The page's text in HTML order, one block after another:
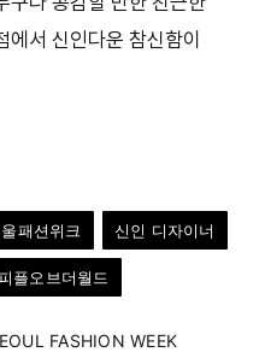
에서 신인다운 참신함이
패션위크 신인 디자이너
플오브더월드
FASHION WEEK